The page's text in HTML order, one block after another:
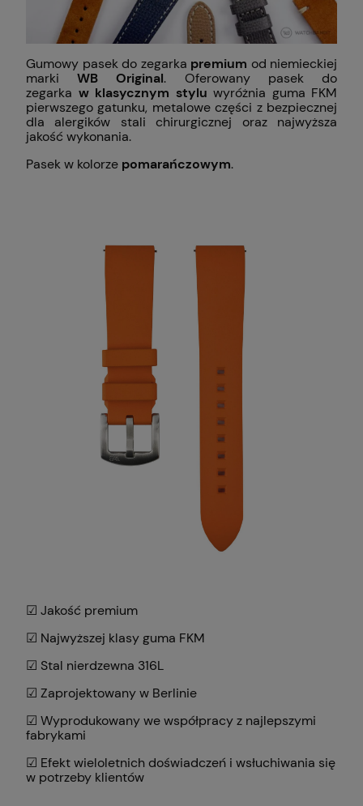
Gumowy pasek do zegarka premium od niemieckiej
markiWB Original. Oferowany pasek do
zegarka w klasycznym stylu wyróżnia guma FKM
pierwszego gatunku, metalowe części z bezpiecznej
dla alergików stali chirurgicznej oraz najwyższa
jakość wykonania.
Pasek w kolorze pomarańczowym.
☑ Jakość premium
☑ Najwyższej klasy guma FKM
☑ Stal nierdzewna 316L
☑ Zaprojektowany w Berlinie
☑ Wyprodukowany we współpracy z najlepszymi
fabrykami
☑ Efekt wieloletnich doświadczeń i wsłuchiwania się
w potrzeby klientów